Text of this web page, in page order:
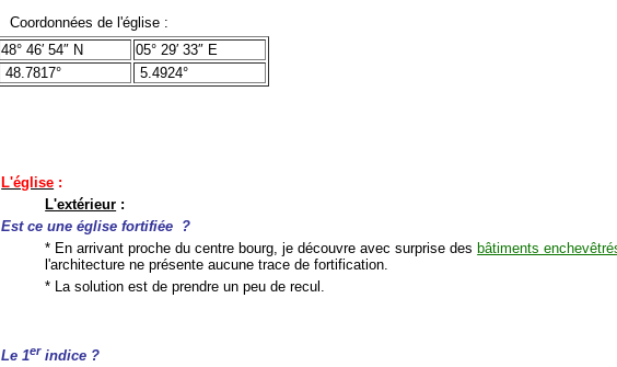
Coordonnées de l'église :
48° 46′ 54″ N
05° 29′ 33″ E
48.7817°
5.4924°
L'église :
L'extérieur :
Est ce une église fortifiée ?
* En arrivant proche du centre bourg, je découvre avec surprise des bâtiments
l'architecture ne présente aucune trace de fortification.
* La solution est de prendre un peu de recul.
Le 1erindice ?